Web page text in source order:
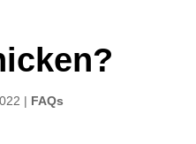
| FAQs